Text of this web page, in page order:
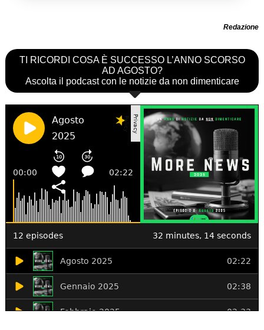
Redazione
TI RICORDI COSA È SUCCESSO L’ANNO SCORSO
AD AGOSTO?
Ascolta il podcast con le notizie da non dimenticare